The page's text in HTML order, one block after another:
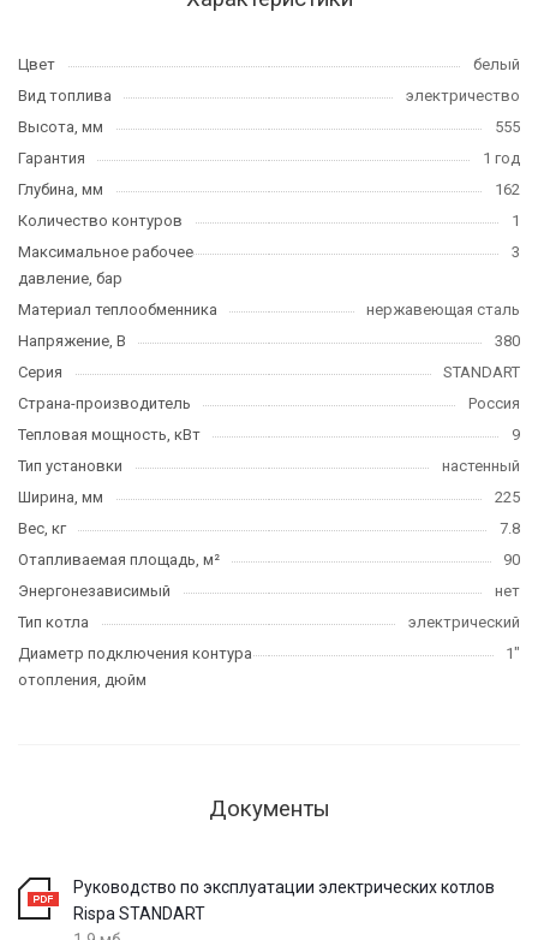
Цвет
белый
Вид топлива
электричество
Высота, мм
555
Гарантия
1 год
Глубина, мм
162
Количество контуров
1
Максимальное рабочее
давление, бар
3
Материал теплообменника
нержавеющая сталь
Напряжение, В
380
Серия
STANDART
Страна-производитель
Россия
Тепловая мощность, кВт
9
Тип установки
настенный
Ширина, мм
225
Вес, кг
7.8
Отапливаемая площадь, м²
90
Энергонезависимый
нет
Тип котла
электрический
Диаметр подключения контура
отопления, дюйм
1"
Документы
Руководство по эксплуатации электрических котлов
Rispa STANDART